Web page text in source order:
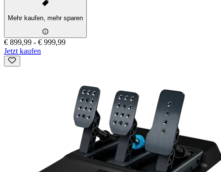
Mehr kaufen, mehr sparen
€ 899,99 - € 999,99
Jetzt kaufen